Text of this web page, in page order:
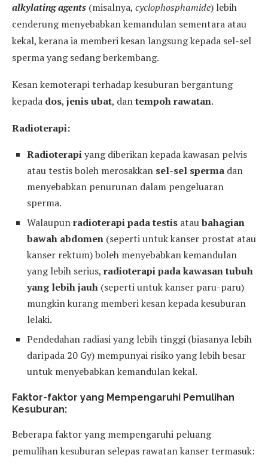
alkylating agents (misalnya, cyclophosphamide) lebih
cenderung menyebabkan kemandulan sementara atau
kekal, kerana ia memberi kesan langsung kepada sel-sel
sperma yang sedang berkembang.
Kesan kemoterapi terhadap kesuburan bergantung
kepada dos, jenis ubat, dantempoh rawatan.
Radioterapi:
Radioterapiyang diberikan kepada kawasan pelvis
atau testis boleh merosakkan sel-sel sperma dan
menyebabkan penurunan dalam pengeluaran
sperma.
Walaupunradioterapi pada testis ataubahagian
bawah abdomen (seperti untuk kanser prostat atau
kanser rektum) boleh menyebabkan kemandulan
yang lebih serius, radioterapi pada kawasan tubuh
yang lebih jauh (seperti untuk kanser paru-paru)
mungkin kurang memberi kesan kepada kesuburan
lelaki.
Pendedahan radiasi yang lebih tinggi (biasanya lebih
daripada 20 Gy) mempunyai risiko yang lebih besar
untuk menyebabkan kemandulan kekal.
Faktor-faktor yang Mempengaruhi Pemulihan
Kesuburan:​
Beberapa faktor yang mempengaruhi peluang
pemulihan kesuburan selepas rawatan kanser termasuk: